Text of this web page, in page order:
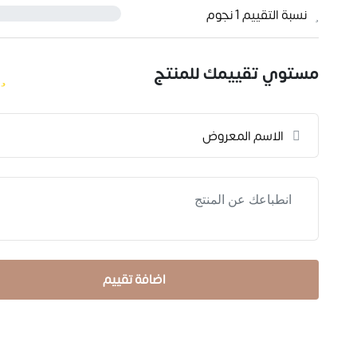
نسبة التقييم 1 نجوم
مستوي تقييمك للمنتج